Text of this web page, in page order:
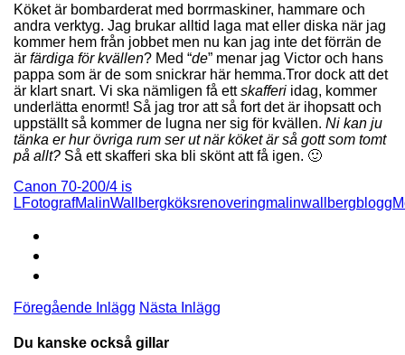
Köket är bombarderat med borrmaskiner, hammare och
andra verktyg. Jag brukar alltid laga mat eller diska när jag
kommer hem från jobbet men nu kan jag inte det förrän de
är färdiga för kvällen? Med “de” menar jag Victor och hans
pappa som är de som snickrar här hemma.Tror dock att det
är klart snart. Vi ska nämligen få ettskafferi idag, kommer
underlätta enormt! Så jag tror att så fort det är ihopsatt och
uppställt så kommer de lugna ner sig för kvällen. Ni kan ju
tänka er hur övriga rum ser ut när köket är så gott som tomt
på allt? Så ett skafferi ska bli skönt att få igen. 🙂
Canon 70-200/4 is
LFotografMalinWallbergköksrenoveringmalinwallbergblogg
Föregående Inlägg Nästa Inlägg
Du kanske också gillar